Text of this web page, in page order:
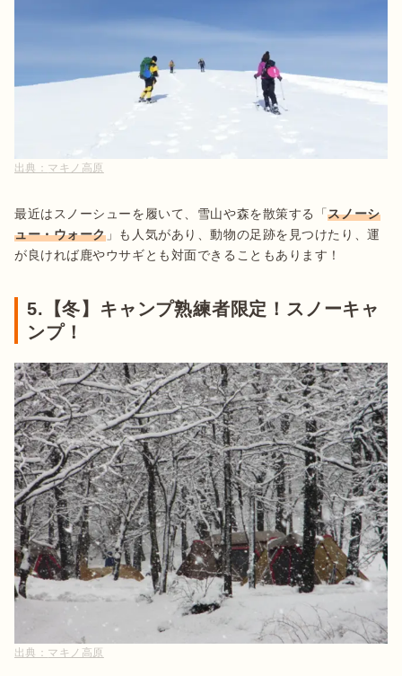
出典： マキノ高原
最近はスノーシューを履いて、雪山や森を散策する「スノーシ
ュー・ウォーク」も人気があり、動物の足跡を見つけたり、運
が良ければ鹿やウサギとも対面できることもあります！
5.【冬】キャンプ熟練者限定！スノーキャ
ンプ！
出典： マキノ高原